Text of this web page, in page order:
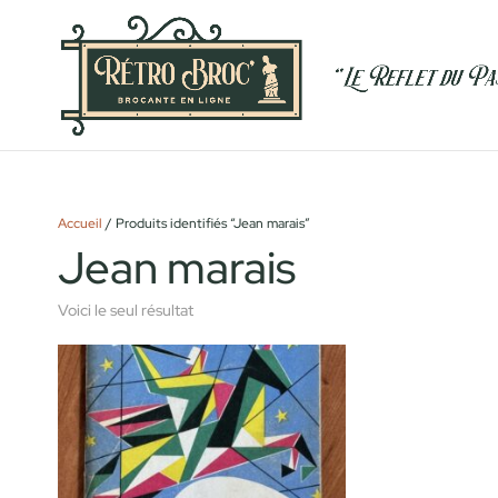
Accueil / Produits identifiés “Jean marais”
Jean marais
Voici le seul résultat